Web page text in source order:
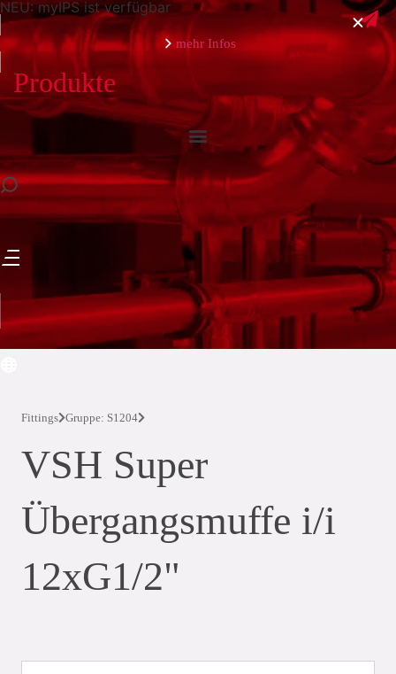
NEU: myIPS ist verfügbar
mehr Infos
schließen
Produkte
Fittings Gruppe: S1204
VSH Super
Übergangsmuffe i/i
12xG1/2"